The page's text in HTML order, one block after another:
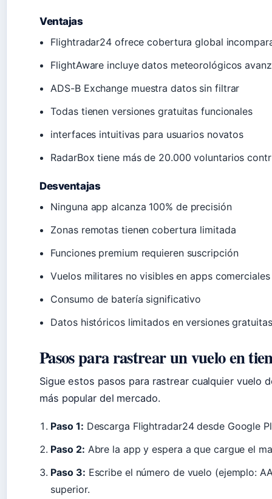
Ventajas
Flightradar24 ofrece cobertura global
FlightAware incluye datos meteorológicos
ADS-B Exchange muestra datos sin filtrar
Todas tienen versiones gratuitas funcionales
interfaces intuitivas para usuarios novatos
RadarBox tiene más de 20.000 voluntarios
Desventajas
Ninguna app alcanza 100% de precisión
Zonas remotas tienen cobertura limitada
Funciones premium requieren suscripción
Vuelos militares no visibles en apps comerciales
Consumo de batería significativo
Datos históricos limitados en versiones gratuitas
Pasos para rastrear un vuelo en
Sigue estos pasos para rastrear cualquier vuelo
más popular del mercado.
Paso 1: Descarga Flightradar24 desde Google
Paso 2: Abre la app y espera a que cargue el
Paso 3: Escribe el número de vuelo (ejemplo:
superior.